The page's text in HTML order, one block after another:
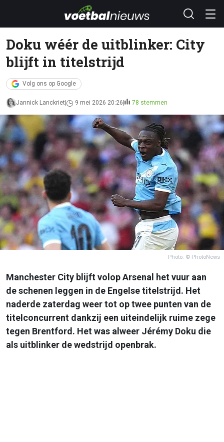
Doku wéér de uitblinker: City
blijft in titelstrijd
Volg ons op Google
Jannick Lanckriet 9 mei 2026 20:26 78 stemmen
Photo: © PhotoNews
Manchester City blijft volop Arsenal het vuur aan
de schenen leggen in de Engelse titelstrijd. Het
naderde zaterdag weer tot op twee punten van de
titelconcurrent dankzij een uiteindelijk ruime zege
tegen Brentford. Het was alweer Jérémy Doku die
als uitblinker de wedstrijd openbrak.